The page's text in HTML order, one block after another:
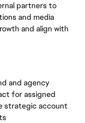
partners to
and media
and align with
and agency
for assigned
strategic account